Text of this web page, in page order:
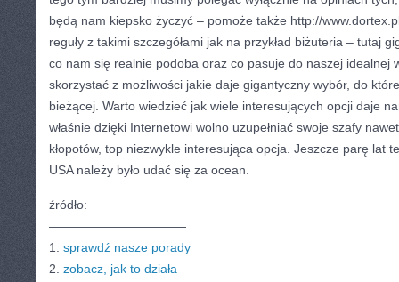
będą nam kiepsko życzyć – pomoże także http://
reguły z takimi szczegółami jak na przykład biżuteria – tutaj
co nam się realnie podoba oraz co pasuje do naszej idealnej
skorzystać z możliwości jakie daje gigantyczny wybór, do
bieżącej. Warto wiedzieć jak wiele interesujących opcji daje
właśnie dzięki Internetowi wolno uzupełniać swoje szafy
kłopotów, top niezwykle interesująca opcja. Jeszcze parę lat
USA należy było udać się za ocean.
źródło:
———————————
1. sprawdź nasze porady
2. zobacz, jak to działa